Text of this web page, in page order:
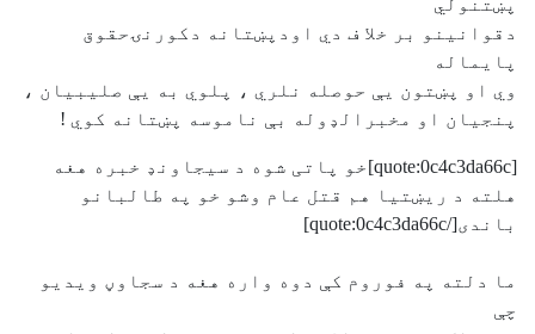
دقوانينو بر خلا ف دي اودپښتانه دکورنۍحقوق
پايماله
وي او پښتون يې حوصله نلري ، پلوي به يې صليبيان ،
پنجيان او مخبرالډوله بې ناموسه پښتانه کوي !
[quote:0c4c3da66c]خو پاتی شوه د سیجاونډ خبره هغه
هلته د ریښتیا هم قتل عام وشو خو په طالبانو
باندی[/quote:0c4c3da66c]
ما دلته په فوروم کې دوه واره هغه د سجاوڼ ويديو
چې